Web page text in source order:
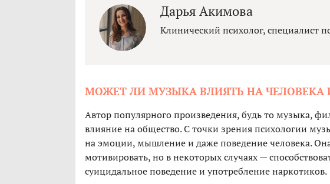
Дарья Акимова
Клинический психолог, специалист
МОЖЕТ ЛИ МУЗЫКА ВЛИЯТЬ НА ЧЕЛОВЕКА
Автор популярного произведения, будь то музыка,
влияние на общество. С точки зрения психологии
на эмоции, мышление и даже поведение человека.
мотивировать, но в некоторых случаях —
суицидальное поведение и употребление наркотиков.